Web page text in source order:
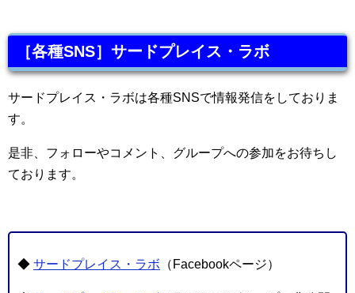
［各種SNS］サードプレイス・ラボ
サードプレイス・ラボは各種SNSで情報発信をしておりま
す。
是非、フォローやコメント、グループへの参加をお待ちし
ております。
◆ サードプレイス・ラボ （Facebookページ）